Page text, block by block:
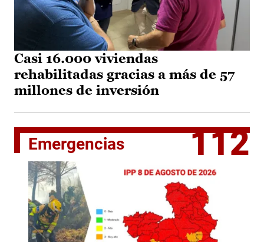
Casi 16.000 viviendas
rehabilitadas gracias a más de 57
millones de inversión
Emergencias 112